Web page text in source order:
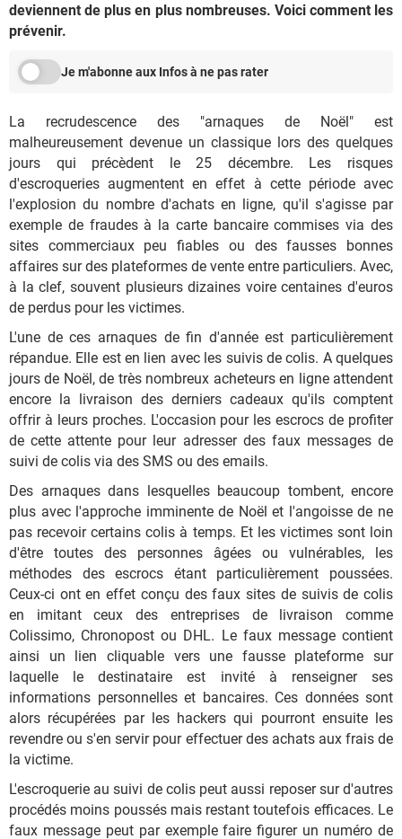
deviennent de plus en plus nombreuses. Voici comment les
prévenir.
Je m'abonne aux Infos à ne pas rater
La recrudescence des "arnaques de Noël" est
malheureusement devenue un classique lors des quelques
jours qui précèdent le 25 décembre. Les risques
d'escroqueries augmentent en effet à cette période avec
l'explosion du nombre d'achats en ligne, qu'il s'agisse par
exemple de fraudes à la carte bancaire commises via des
sites commerciaux peu fiables ou des fausses bonnes
affaires sur des plateformes de vente entre particuliers. Avec,
à la clef, souvent plusieurs dizaines voire centaines d'euros
de perdus pour les victimes.
L'une de ces arnaques de fin d'année est particulièrement
répandue. Elle est en lien avec les suivis de colis. A quelques
jours de Noël, de très nombreux acheteurs en ligne attendent
encore la livraison des derniers cadeaux qu'ils comptent
offrir à leurs proches. L'occasion pour les escrocs de profiter
de cette attente pour leur adresser des faux messages de
suivi de colis via des SMS ou des emails.
Des arnaques dans lesquelles beaucoup tombent, encore
plus avec l'approche imminente de Noël et l'angoisse de ne
pas recevoir certains colis à temps. Et les victimes sont loin
d'être toutes des personnes âgées ou vulnérables, les
méthodes des escrocs étant particulièrement poussées.
Ceux-ci ont en effet conçu des faux sites de suivis de colis
en imitant ceux des entreprises de livraison comme
Colissimo, Chronopost ou DHL. Le faux message contient
ainsi un lien cliquable vers une fausse plateforme sur
laquelle le destinataire est invité à renseigner ses
informations personnelles et bancaires. Ces données sont
alors récupérées par les hackers qui pourront ensuite les
revendre ou s'en servir pour effectuer des achats aux frais de
la victime.
L'escroquerie au suivi de colis peut aussi reposer sur d'autres
procédés moins poussés mais restant toutefois efficaces. Le
faux message peut par exemple faire figurer un numéro de